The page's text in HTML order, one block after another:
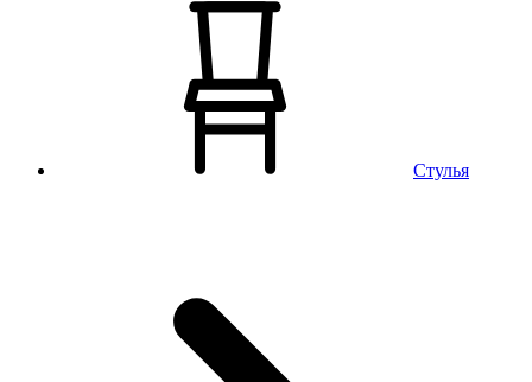
Стулья